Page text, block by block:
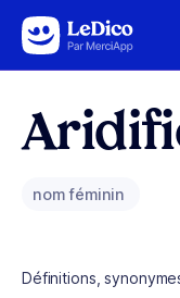
Aller au contenu
nom féminin
Définitions,